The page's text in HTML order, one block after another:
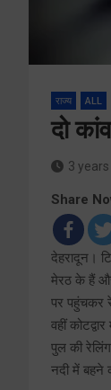
राज्य ALL
दो
3
Share
देहरादून।
मेरठ के हैं
पर पहुंचकर
वहीं
पुल की
नदी में बहने